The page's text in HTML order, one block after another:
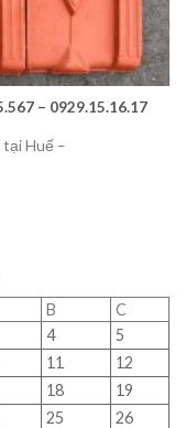
– 0929.15.16.17
tại Huế –
B
C
4
5
11
12
18
19
25
26